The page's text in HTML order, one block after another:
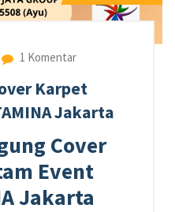
1 Komentar
Karpet
Jakarta
Cover
Event
Jakarta